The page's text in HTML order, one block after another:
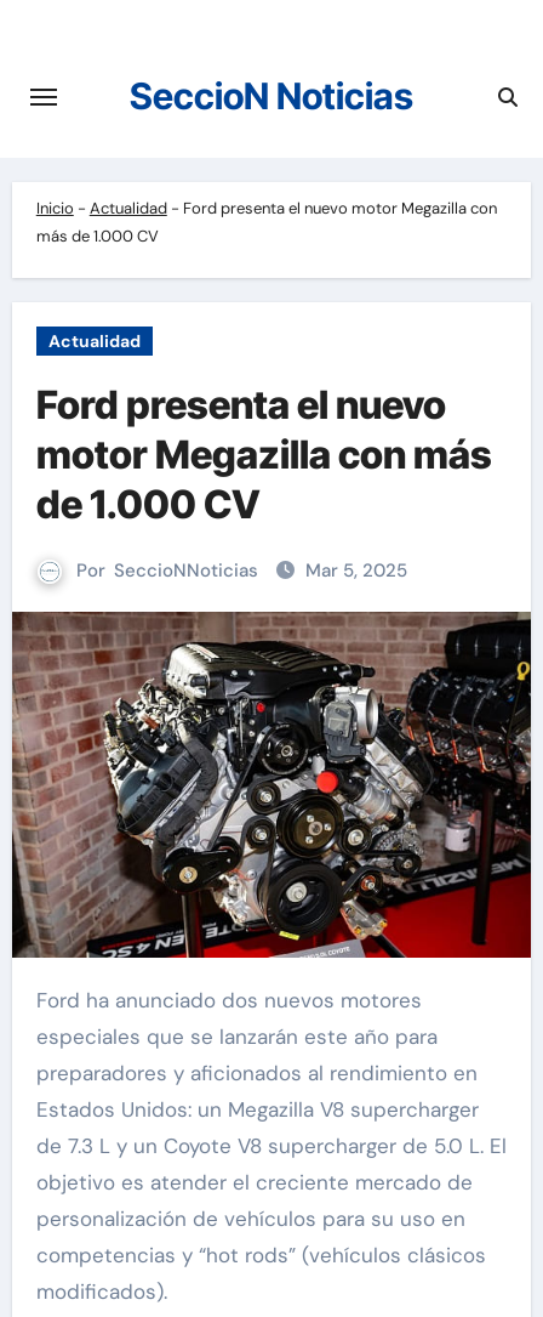
contenido
SeccioN Noticias
Inicio - Actualidad- Ford presenta el nuevo motor Megazilla con
más de 1.000 CV
Actualidad
Ford presenta el nuevo
motor Megazilla con más
de 1.000 CV
Por SeccioNNoticias Mar 5, 2025
Ford ha anunciado dos nuevos motores
especiales que se lanzarán este año para
preparadores y aficionados al rendimiento en
Estados Unidos: un Megazilla V8 supercharger
de 7.3 L y un Coyote V8 supercharger de 5.0 L. El
objetivo es atender el creciente mercado de
personalización de vehículos para su uso en
competencias y “hot rods” (vehículos clásicos
modificados).